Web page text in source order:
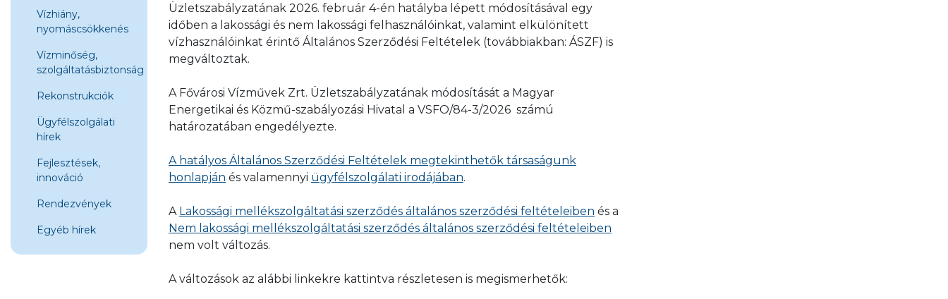
Vízhiány,
nyomáscsökkenés
Vízminőség,
szolgáltatásbiztonság
Rekonstrukciók
Ügyfélszolgálati
hírek
Fejlesztések,
innováció
Rendezvények
Egyéb hírek
Üzletszabályzatának 2026. február 4-én hatályba lépett módosításával egy
időben a lakossági és nem lakossági felhasználóinkat, valamint elkülönített
vízhasználóinkat érintő Általános Szerződési Feltételek (továbbiakban: ÁSZF) is
megváltoztak.
A Fővárosi Vízművek Zrt. Üzletszabályzatának módosítását a Magyar
Energetikai és Közmű-szabályozási Hivatal a VSFO/84-3/2026 számú
határozatában engedélyezte.
A hatályos Általános Szerződési Feltételek megtekinthetők társaságunk
honlapján és valamennyi ügyfélszolgálati irodájában.
A Lakossági mellékszolgáltatási szerződés általános szerződési feltételeiben és a
Nem lakossági mellékszolgáltatási szerződés általános szerződési feltételeiben
nem volt változás.
A változások az alábbi linkekre kattintva részletesen is megismerhetők: